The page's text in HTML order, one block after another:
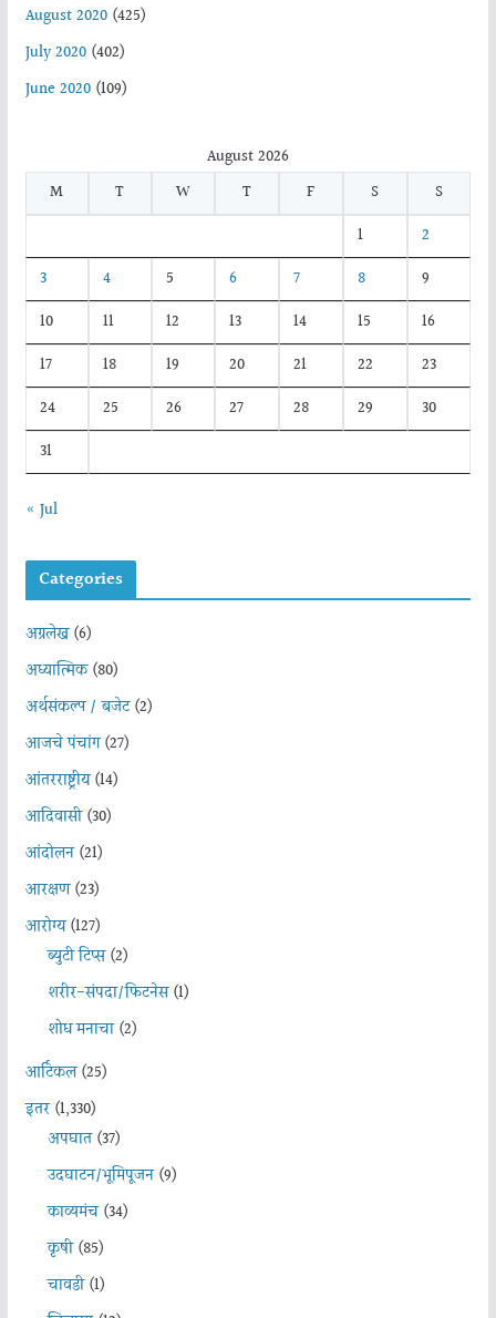
August 2020(425)
July 2020(402)
June 2020(109)
August 2026
M
T W T F S
S
1
2
3
4 5 6 7 8
9
10
11 12 13 14 15
16
17
18 19 20 21 22
23
24
25 26 27 28 29
30
31
« Jul
Categories
अग्रलेख(6)
अध्यात्मिक(80)
अर्थसंकल्प / बजेट(2)
आजचे पंचांग(27)
आंतरराष्ट्रीय(14)
आदिवासी(30)
आंदोलन(21)
आरक्षण(23)
आरोग्य(127)
ब्युटी टिप्स(2)
शरीर-संपदा/फिटनेस(1)
शोध मनाचा(2)
आर्टिकल(25)
इतर(1,330)
अपघात(37)
उदघाटन/भूमिपूजन(9)
काव्यमंच(34)
कृषी(85)
चावडी(1)